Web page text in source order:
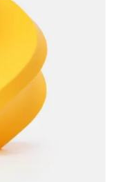
PP用タックシート
ト